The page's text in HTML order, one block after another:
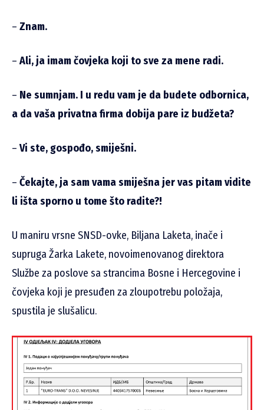
– Znam.
– Ali, ja imam čovjeka koji to sve za mene radi.
– Ne sumnjam. I u redu vam je da budete odbornica,
a da vaša privatna firma dobija pare iz budžeta?
– Vi ste, gospođo, smiješni.
– Čekajte, ja sam vama smiješna jer vas pitam vidite
li išta sporno u tome što radite?!
U maniru vrsne SNSD-ovke, Biljana Laketa, inače i
supruga Žarka Lakete, novoimenovanog direktora
Službe za poslove sa strancima Bosne i Hercegovine i
čovjeka koji je presuđen za zloupotrebu položaja,
spustila je slušalicu.